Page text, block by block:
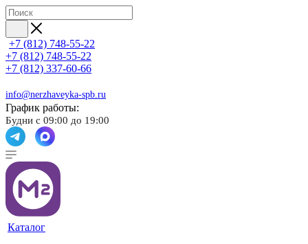
+7 (812) 748-55-22
+7 (812) 748-55-22
+7 (812) 337-60-66
info@nerzhaveyka-spb.ru
График работы:
Будни с 09:00 до 19:00
Каталог